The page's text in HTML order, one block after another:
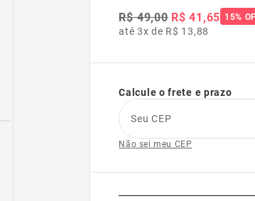
R$ 49,00 R$ 41,65 15%
até 3x de R$ 13,88
Calcule o frete e prazo
Seu CEP
Não sei meu CEP